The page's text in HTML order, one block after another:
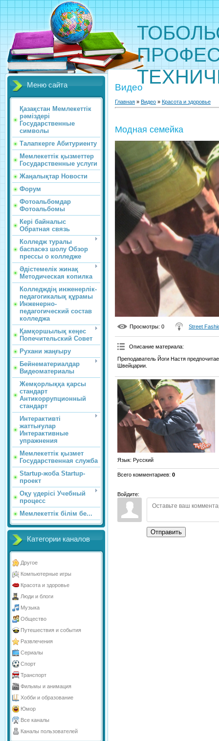
Меню сайта
Қазақстан Мемлекеттік
рәміздері
Государственные
символы
Талапкерге Абитуриенту
Мемлекеттік қызметтер
Государственные услуги
Жаңалықтар Новости
Форум
Фотоальбомдар
Фотоальбомы
Кері байналыс
Обратная связь
Колледж туралы
баспасөз шолу Обзор
прессы о колледже
Әдістемелік жинақ
Методическая копилка
Колледждің инженерлік-
педагогикалық құрамы
Инженерно-
педагогический состав
колледжа
Қамқоршылық кеңес
Попечительский Совет
Рухани жаңғыру
Бейнематериалдар
Видеоматериалы
Жемқорлыққа қарсы
стандарт
Антикоррупционный
стандарт
Интерактивті
жаттығулар
Интерактивные
упражнения
Мемлекеттік қызмет
Государственная служба
Startup-жоба Startup-
проект
Оқу үдерісі Учебный
процесс
Мемлекеттік білім бе...
Категории каналов
Другое
Компьютерные игры
Красота и здоровье
Люди и блоги
Музыка
Общество
Путешествия и события
Развлечения
Сериалы
Спорт
Транспорт
Фильмы и анимация
Хобби и образование
Юмор
Все каналы
Каналы пользователей
Видео
Главная » Видео » Красота и здоровье
Модная семейка
Просмотры: 0 Street
Описание материала:
Преподаватель Йоги Настя
Швейцарии.
Язык: Русский
Всего комментариев: 0
Войдите:
Отправить